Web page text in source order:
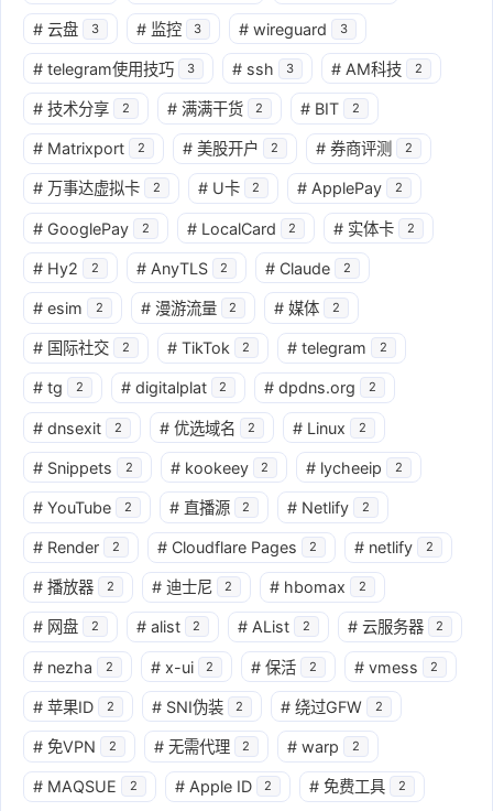
# 云盘 3 # 监控 3 # wireguard 3
# telegram使用技巧 3 # ssh 3 # AM科技 2
# 技术分享 2 # 满满干货 2 # BIT 2
# Matrixport 2 # 美股开户 2 # 券商评测 2
# 万事达虚拟卡 2 # U卡 2 # ApplePay 2
# GooglePay 2 # LocalCard 2 # 实体卡 2
# Hy2 2 # AnyTLS 2 # Claude 2
# esim 2 # 漫游流量 2 # 媒体 2
# 国际社交 2 # TikTok 2 # telegram 2
# tg 2 # digitalplat 2 # dpdns.org 2
# dnsexit 2 # 优选域名 2 # Linux 2
# Snippets 2 # kookeey 2 # lycheeip 2
# YouTube 2 # 直播源 2 # Netlify 2
# Render 2 # Cloudflare Pages 2 # netlify 2
# 播放器 2 # 迪士尼 2 # hbomax 2
# 网盘 2 # alist 2 # AList 2 # 云服务器 2
# nezha 2 # x-ui 2 # 保活 2 # vmess 2
# 苹果ID 2 # SNI伪装 2 # 绕过GFW 2
# 免VPN 2 # 无需代理 2 # warp 2
# MAQSUE 2 # Apple ID 2 # 免费工具 2